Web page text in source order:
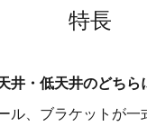
特長
井・低天井のどちら
ル、ブラケットが一